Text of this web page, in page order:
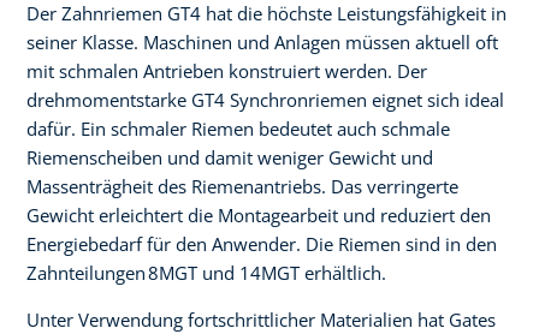
Der Zahnriemen GT4 hat die höchste Leistungsfähigkeit in
seiner Klasse. Maschinen und Anlagen müssen aktuell oft
mit schmalen Antrieben konstruiert werden. Der
drehmomentstarke GT4 Synchronriemen eignet sich ideal
dafür. Ein schmaler Riemen bedeutet auch schmale
Riemenscheiben und damit weniger Gewicht und
Massenträgheit des Riemenantriebs. Das verringerte
Gewicht erleichtert die Montagearbeit und reduziert den
Energiebedarf für den Anwender. Die Riemen sind in den
Zahnteilungen 8MGT und 14MGT erhältlich.
Unter Verwendung fortschrittlicher Materialien hat Gates